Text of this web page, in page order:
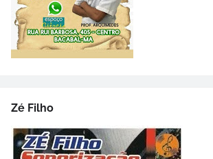
Zé Filho